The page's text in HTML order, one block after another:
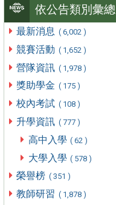
依公告類別彙總
最新消息 ( 6,002 )
競賽活動 ( 1,652 )
營隊資訊 ( 1,978 )
獎助學金 ( 175 )
校內考試 ( 108 )
升學資訊 ( 777 )
高中入學 ( 62 )
大學入學 ( 578 )
榮譽榜 ( 351 )
教師研習 ( 1,878 )